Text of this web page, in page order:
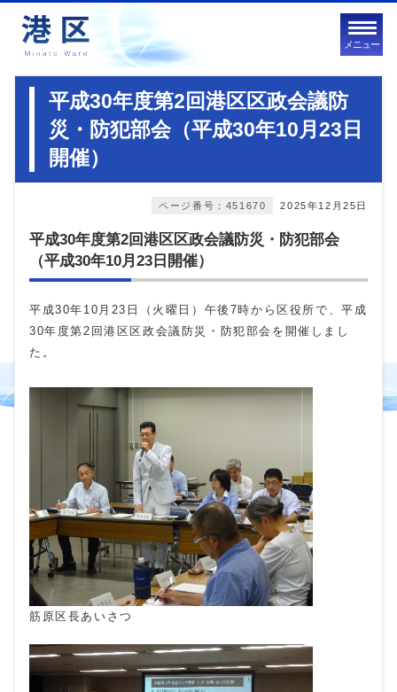
メニュー
平成30年度第2回港区区政会議防
災・防犯部会（平成30年10月23日
開催）
2025年12月25日
ページ番号：451670
平成30年度第2回港区区政会議防災・防犯部会
（平成30年10月23日開催）
平成30年10月23日（火曜日）午後7時から区役所で、平成
30年度第2回港区区政会議防災・防犯部会を開催しまし
た。
筋原区長あいさつ